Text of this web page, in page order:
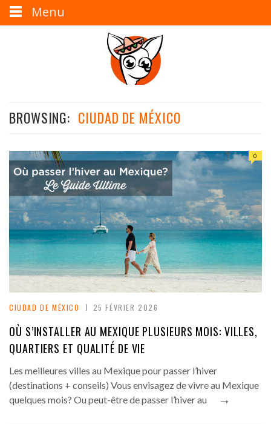
BROWSING: CIUDAD DE MÉXICO
0
CIUDAD DE MÉXICO 25 FÉVRIER 2026
OÙ S’INSTALLER AU MEXIQUE PLUSIEURS MOIS: VILLES,
QUARTIERS ET QUALITÉ DE VIE
Les meilleures villes au Mexique pour passer l’hiver
(destinations + conseils) Vous envisagez de vivre au Mexique
quelques mois? Ou peut-être de passer l’hiver au
→
Menu